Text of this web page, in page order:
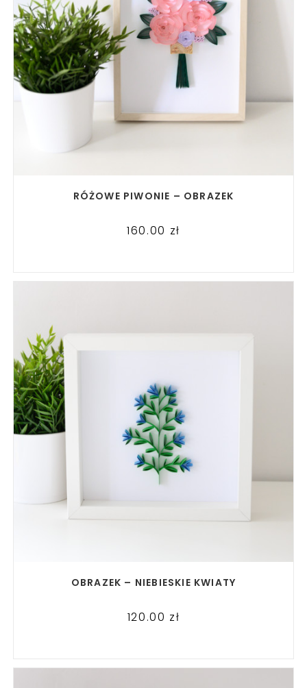
RÓŻOWE PIWONIE – OBRAZEK
160.00 zł
OBRAZEK – NIEBIESKIE KWIATY
120.00 zł